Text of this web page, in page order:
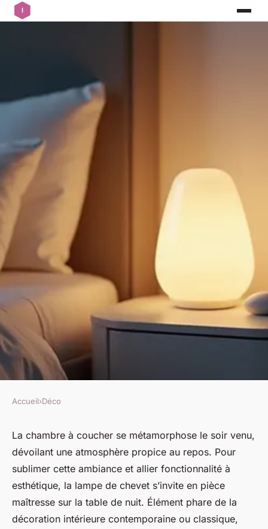
Créer l'ambiance parfaite avec
une lampe de chevet : astuces
design et inspirations
Elise•29 janvier 2026•6 min de lecture
Accueil›Déco
La chambre à coucher se métamorphose le soir venu,
dévoilant une atmosphère propice au repos. Pour
sublimer cette ambiance et allier fonctionnalité à
esthétique, la lampe de chevet s’invite en pièce
maîtresse sur la table de nuit. Élément phare de la
décoration intérieure contemporaine ou classique,